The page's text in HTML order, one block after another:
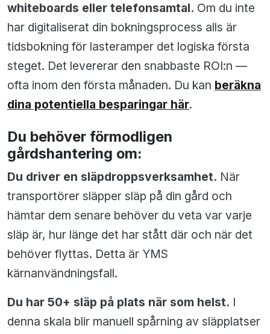
whiteboards eller telefonsamtal. Om du inte
har digitaliserat din bokningsprocess alls är
tidsbokning för lasteramper det logiska första
steget. Det levererar den snabbaste ROI:n —
ofta inom den första månaden. Du kan beräkna
dina potentiella besparingar här.
Du behöver förmodligen
gårdshantering om:
Du driver en släpdroppsverksamhet. När
transportörer släpper släp på din gård och
hämtar dem senare behöver du veta var varje
släp är, hur länge det har stått där och när det
behöver flyttas. Detta är YMS
kärnanvändningsfall.
Du har 50+ släp på plats när som helst. I
denna skala blir manuell spårning av släpplatser